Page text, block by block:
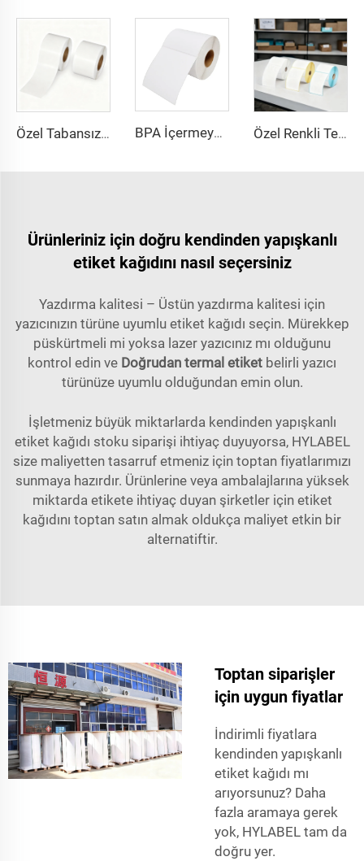
Özel Tabansız Doğrudan Termal Yapışkanlı Etiket Rulosu Silikonlu Glassine Çizgisiz Sürekli Rulo Termal Tabansız Etiket BPA İçermeyen 100 X 150 mm Etiket 6x4 Termal Rulo Etiket Adres 4x6 Doğrudan Termal Kargo Etiketi Termal Doğrudan Çıkartmalar Özel Renkli Termal Çıkartma 4x2 4x3 4x4 4x6 4x8 İnç Doğrudan Termal Etiketler Etiket Rulosu Çıkartma Kargo Termal Etiket
Ürünleriniz için doğru kendinden yapışkanlı
etiket kağıdını nasıl seçersiniz
Yazdırma kalitesi – Üstün yazdırma kalitesi için
yazıcınızın türüne uyumlu etiket kağıdı seçin. Mürekkep
püskürtmeli mi yoksa lazer yazıcınız mı olduğunu
kontrol edin ve Doğrudan termal etiket belirli yazıcı
türünüze uyumlu olduğundan emin olun.
İşletmeniz büyük miktarlarda kendinden yapışkanlı
etiket kağıdı stoku siparişi ihtiyaç duyuyorsa, HYLABEL
size maliyetten tasarruf etmeniz için toptan fiyatlarımızı
sunmaya hazırdır. Ürünlerine veya ambalajlarına yüksek
miktarda etikete ihtiyaç duyan şirketler için etiket
kağıdını toptan satın almak oldukça maliyet etkin bir
alternatiftir.
Toptan siparişler
için uygun fiyatlar
İndirimli fiyatlara
kendinden yapışkanlı
etiket kağıdı mı
arıyorsunuz? Daha
fazla aramaya gerek
yok, HYLABEL tam da
doğru yer.